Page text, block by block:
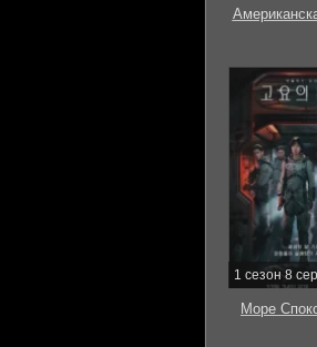
1 сезон 8
Море